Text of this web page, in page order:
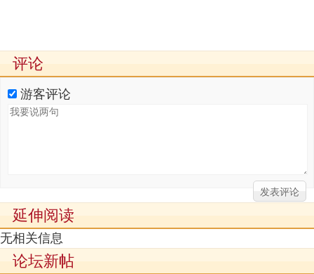
评论
游客评论
延伸阅读
无相关信息
论坛新帖